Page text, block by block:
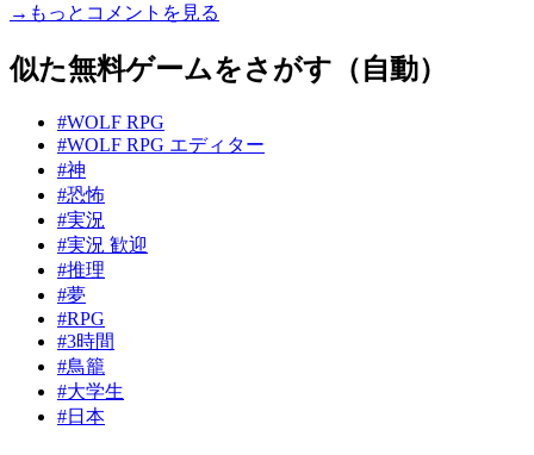
→もっとコメントを見る
似た無料ゲームをさがす（自動）
#WOLF RPG
#WOLF RPG エディター
#神
#恐怖
#実況
#実況 歓迎
#推理
#夢
#RPG
#3時間
#鳥籠
#大学生
#日本